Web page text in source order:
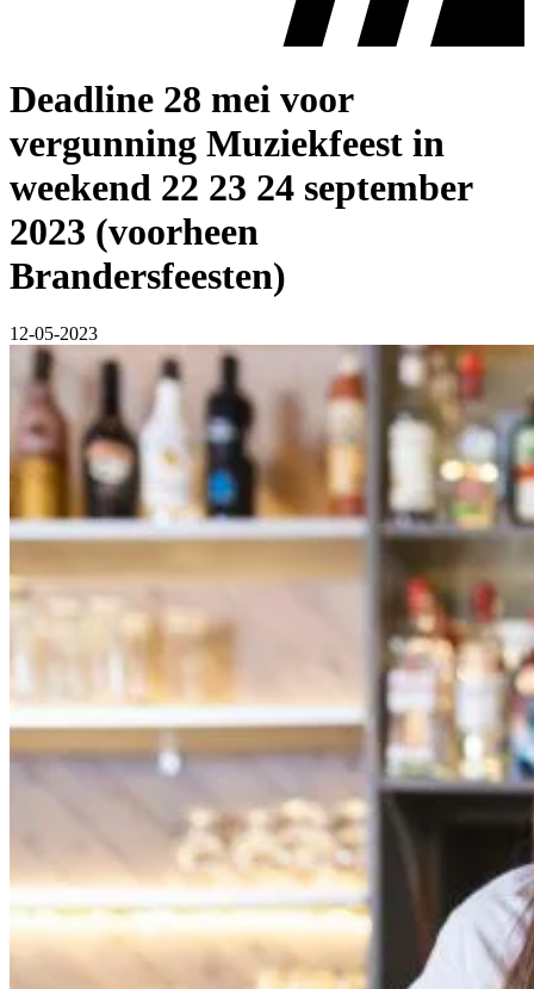
Deadline 28 mei voor
vergunning Muziekfeest in
weekend 22 23 24 september
2023 (voorheen
Brandersfeesten)
12-05-2023